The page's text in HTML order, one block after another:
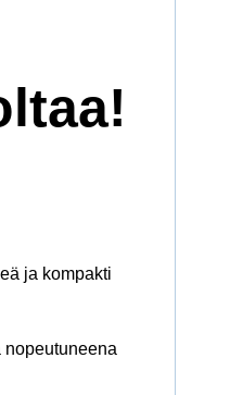
ja kompakti